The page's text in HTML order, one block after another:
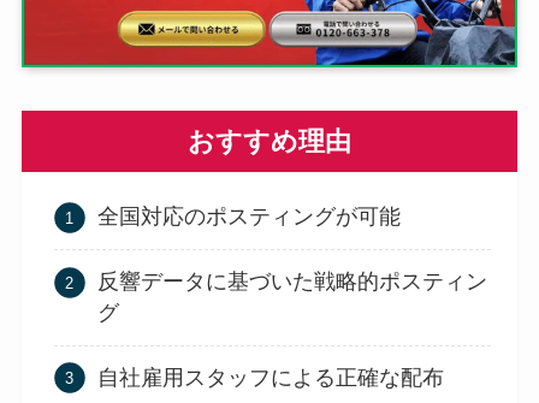
おすすめ理由
全国対応のポスティングが可能
反響データに基づいた戦略的ポスティン
グ
自社雇用スタッフによる正確な配布